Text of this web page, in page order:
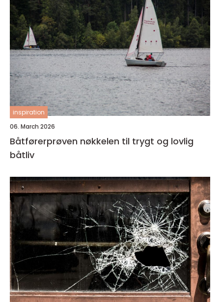
inspiration
06. March 2026
Båtførerprøven nøkkelen til trygt og lovlig
båtliv